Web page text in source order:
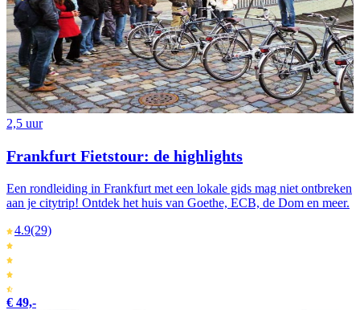
2,5 uur
Frankfurt Fietstour: de highlights
Een rondleiding in Frankfurt met een lokale gids mag niet ontbreken
aan je citytrip! Ontdek het huis van Goethe, ECB, de Dom en meer.
4.9(29)
€ 49,-